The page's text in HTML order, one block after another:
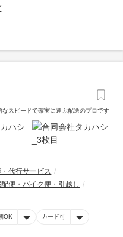
スピードで確実に運ぶ配送のプロです
代行サービス
配便・バイク便・引越し
OK カード可